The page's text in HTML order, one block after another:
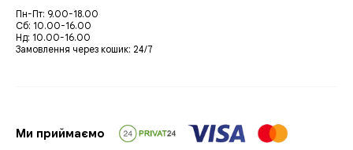
Пн-Пт: 9.00-18.00
Сб: 10.00-16.00
Нд: 10.00-16.00
Замовлення через кошик: 24/7
Ми приймаємо